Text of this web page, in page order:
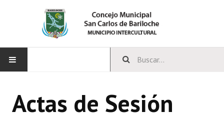
CONCEJO
Actas de Sesión